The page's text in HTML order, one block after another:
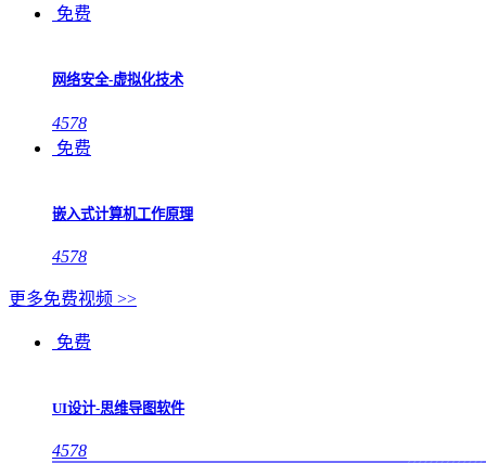
免费
网络安全-虚拟化技术
4578
免费
嵌入式计算机工作原理
4578
更多免费视频 >>
免费
UI设计-思维导图软件
4578